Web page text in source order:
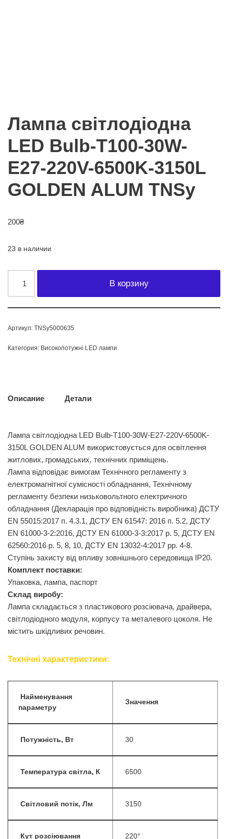
Лампа світлодіодна
LED Bulb-T100-30W-
E27-220V-6500K-3150L
GOLDEN ALUM TNSy
200₴
23 в наличии
В корзину
Артикул: TNSy5000635
Категория: Високопотужні LED лампи
Описание Детали
Лампа світлодіодна LED Bulb-T100-30W-E27-220V-6500K-
3150L GOLDEN ALUM використовується для освітлення
житлових, громадських, технічних приміщень.
Лампа відповідає вимогам Технічного регламенту з
електромагнітної сумісності обладнання, Технічному
регламенту безпеки низьковольтного електричного
обладнання (Декларація про відповідність виробника) ДСТУ
EN 55015:2017 п. 4.3.1, ДСТУ EN 61547: 2016 п. 5.2, ДСТУ
EN 61000-3-2:2016, ДСТУ EN 61000-3-3:2017 р. 5, ДСТУ EN
62560:2016 р. 5, 8, 10, ДСТУ EN 13032-4:2017 рр. 4-8.
Ступінь захисту від впливу зовнішнього середовища IP20.
Комплект поставки:
Упаковка, лампа, паспорт
Склад виробу:
Лампа складається з пластикового розсіювача, драйвера,
світлодіодного модуля, корпусу та металевого цоколя. Не
містить шкідливих речовин.
Технічні характеристики:
Найменування
параметру
Значення
Потужність, Вт 30
Температура світла, К 6500
Світловий потік, Лм 3150
Кут розсіювання 220°